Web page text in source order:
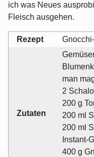
ich was Neues
Fleisch ausgehen.
Rezept
Zutaten
man
2
200 g
200 ml
200 ml
Instant-
400 g